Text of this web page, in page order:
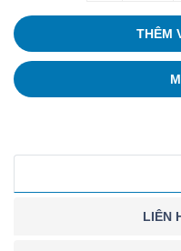
THÊM
LIÊN